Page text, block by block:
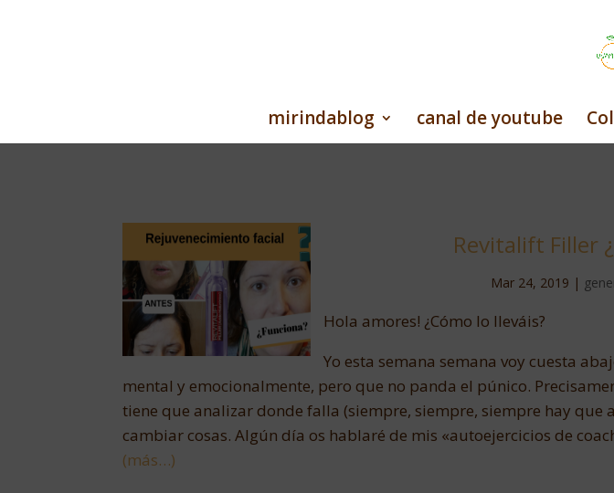
mirindablog canal de youtube
Revitalift Filler
Mar 24, 2019 |
Hola amores! ¿Cómo lo lleváis?
Yo esta semana semana voy cuesta
mental y emocionalmente, pero que no panda el púnico.
tiene que analizar donde falla (siempre, siempre, siempre hay que
cambiar cosas. Algún día os hablaré de mis «autoejercicios de
(más…)